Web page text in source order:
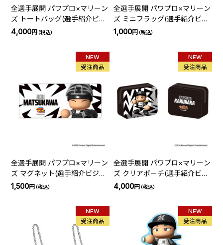
全選手展開 パワプロ×マリーン
ズ トートバッグ(選手紹介ビジ
ョン)
4,000円（税込）
全選手展開 パワプロ×マリーン
ズ ミニフラッグ(選手紹介ビジ
ョン)
1,000円（税込）
NEW
受注商品
全選手展開 パワプロ×マリーン
ズ マグネット(選手紹介ビジョ
ン)
1,500円（税込）
NEW
受注商品
全選手展開 パワプロ×マリーン
ズ クリアポーチ(選手紹介ビジ
ョン)
4,000円（税込）
NEW
受注商品
NEW
受注商品